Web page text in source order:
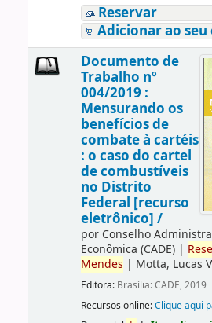
Reservar
Adicionar ao
Documento de
Trabalho nº
004/2019 :
Mensurando os
benefícios de
combate à cartéis
: o caso do cartel
de combustíveis
no Distrito
Federal [recurso
eletrônico] /
por Conselho
Econômica (CADE)|
Mendes | Motta, Lucas
Editora: Brasília: CADE, 2019
Recursos online:Clique aqui